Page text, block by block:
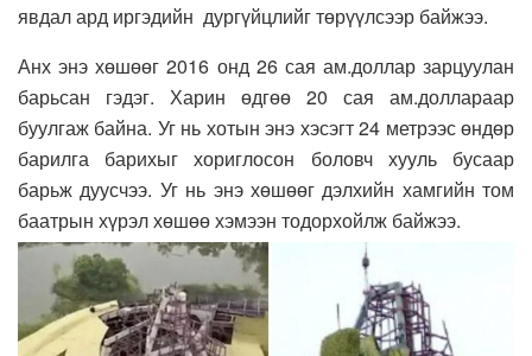
явдал ард иргэдийн дургүйцлийг төрүүлсээр байжээ.
Анх энэ хөшөөг 2016 онд 26 сая ам.доллар зарцуулан
барьсан гэдэг. Харин өдгөө 20 сая ам.доллараар
буулгаж байна. Уг нь хотын энэ хэсэгт 24 метрээс өндөр
барилга барихыг хориглосон боловч хууль бусаар
барьж дуусчээ. Уг нь энэ хөшөөг дэлхийн хамгийн том
баатрын хүрэл хөшөө хэмээн тодорхойлж байжээ.